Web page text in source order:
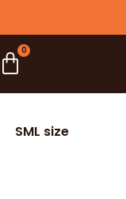
0
SML size